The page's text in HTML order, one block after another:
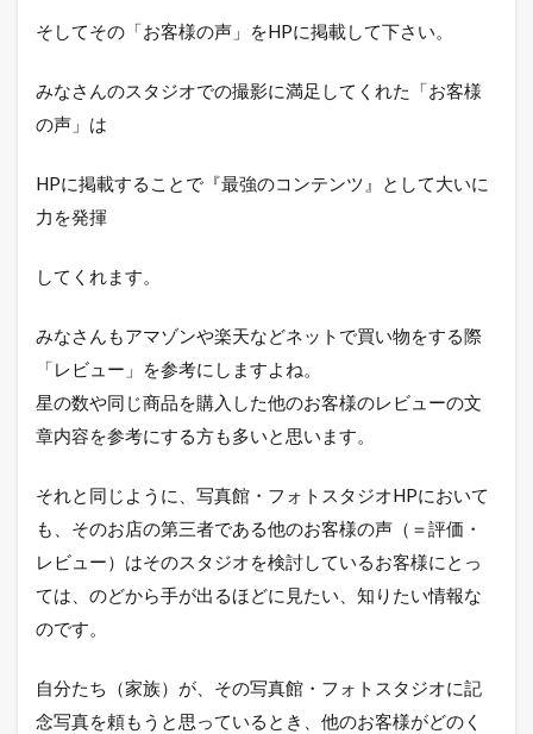
そしてその「お客様の声」をHPに掲載して下さい。
みなさんのスタジオでの撮影に満足してくれた「お客様
の声」は
HPに掲載することで『最強のコンテンツ』として大いに
力を発揮
してくれます。
みなさんもアマゾンや楽天などネットで買い物をする際
「レビュー」を参考にしますよね。
星の数や同じ商品を購入した他のお客様のレビューの文
章内容を参考にする方も多いと思います。
それと同じように、写真館・フォトスタジオHPにおいて
も、そのお店の第三者である他のお客様の声（＝評価・
レビュー）はそのスタジオを検討しているお客様にとっ
ては、のどから手が出るほどに見たい、知りたい情報な
のです。
自分たち（家族）が、その写真館・フォトスタジオに記
念写真を頼もうと思っているとき、他のお客様がどのく